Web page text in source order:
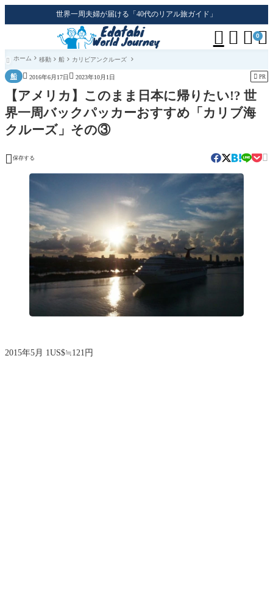
世界一周夫婦が届ける「40代のリアル旅ガイド」
   0
 ホーム 移動 船 カリビアンクルーズ
船  2016年6月17日  2023年10月1日  PR
【アメリカ】このまま日本に帰りたい!? 世
界一周バックパッカーおすすめ「カリブ海
クルーズ」その③
 保存する 
2015年5月 1US$≒121円